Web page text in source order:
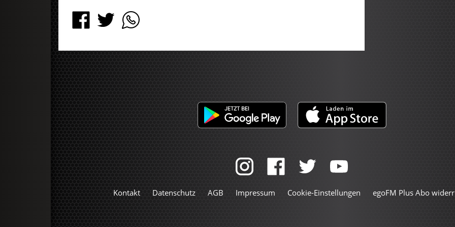
Kontakt Datenschutz AGB Impressum Cookie-Einstellungen egoFM Plus Abo